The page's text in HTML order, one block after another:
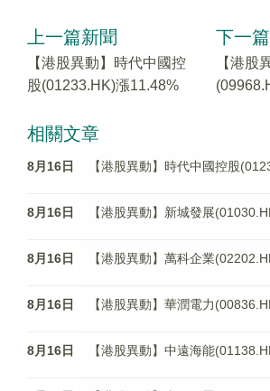
上一篇新聞
【港股異動】時代中國控
股(01233.HK)漲11.48%
下一
【港股
相關文章
8月16日 【港股異動】時代中國控股
8月16日 【港股異動】新城發展
8月16日 【港股異動】萬科企業
8月16日 【港股異動】華潤電力
8月16日 【港股異動】中遠海能